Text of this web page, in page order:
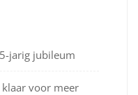
jarig jubileum
voor meer